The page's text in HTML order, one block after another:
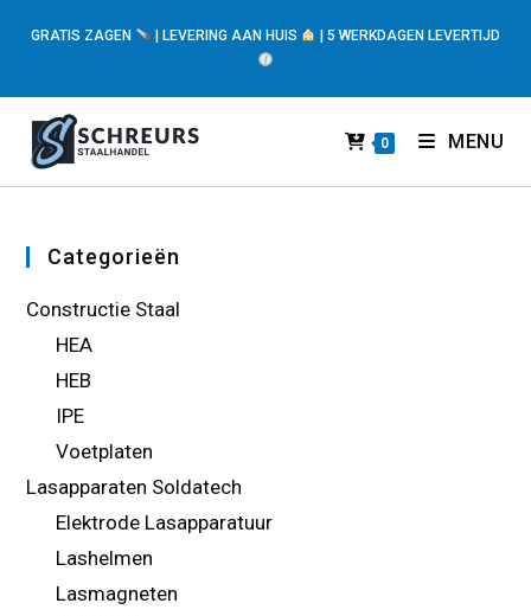
GRATIS ZAGEN | LEVERING AAN HUIS | 5 WERKDAGEN LEVERTIJD
0 MENU
Categorieën
Constructie Staal
HEA
HEB
IPE
Voetplaten
Lasapparaten Soldatech
Elektrode Lasapparatuur
Lashelmen
Lasmagneten